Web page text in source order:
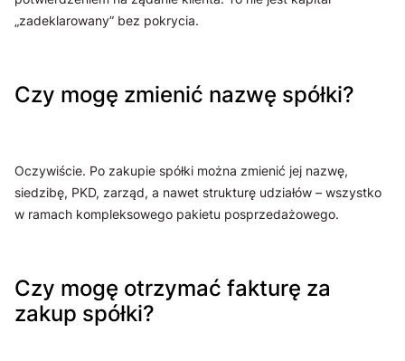
„zadeklarowany” bez pokrycia.
Czy mogę zmienić nazwę spółki?
Oczywiście. Po zakupie spółki można zmienić jej nazwę,
siedzibę, PKD, zarząd, a nawet strukturę udziałów – wszystko
w ramach kompleksowego pakietu posprzedażowego.
Czy mogę otrzymać fakturę za
zakup spółki?